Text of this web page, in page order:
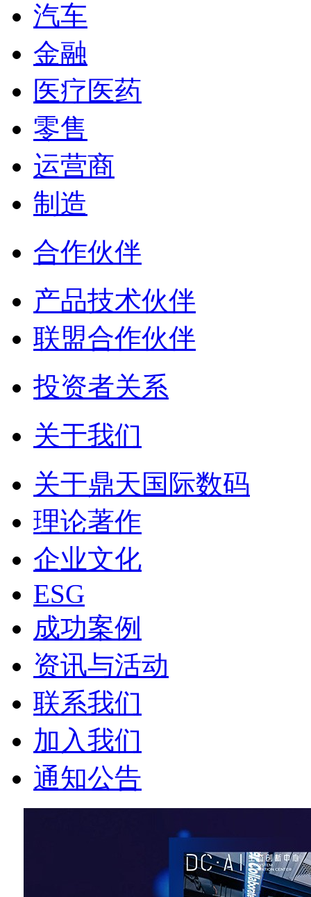
汽车
金融
医疗医药
零售
运营商
制造
合作伙伴
产品技术伙伴
联盟合作伙伴
投资者关系
关于我们
关于鼎天国际数码
理论著作
企业文化
ESG
成功案例
资讯与活动
联系我们
加入我们
通知公告